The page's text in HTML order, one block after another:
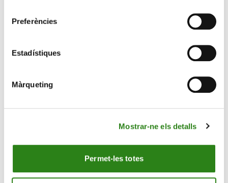
Preferències
Estadístiques
Màrqueting
Mostrar-ne els detalls
Permet-les totes
Creand Fundació organitza una conferència sobre
oncologia i el futur del tractament del càncer